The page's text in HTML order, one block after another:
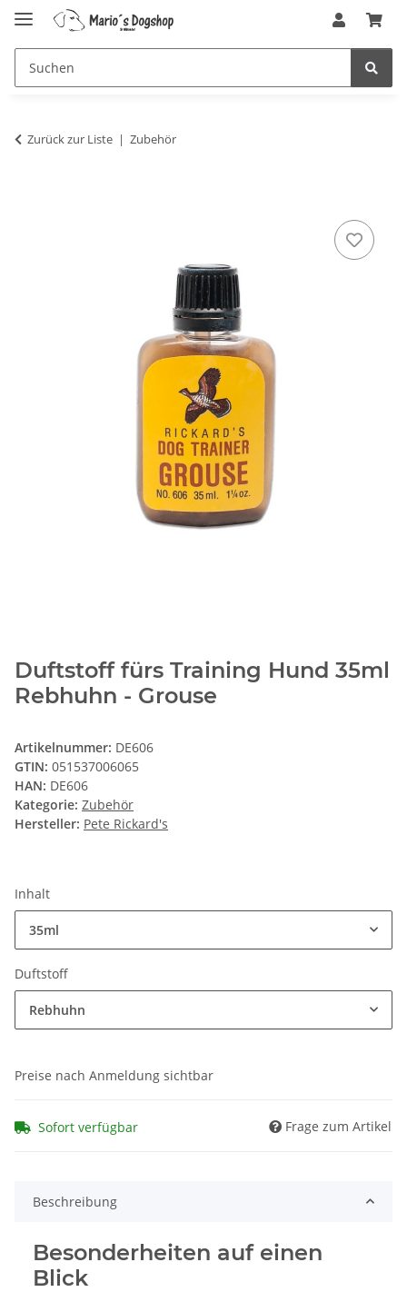
Zurück zur Liste Zubehör
Duftstoff fürs Training Hund 35ml
Rebhuhn - Grouse
Artikelnummer: DE606
GTIN: 051537006065
HAN: DE606
Kategorie: Zubehör
Hersteller: Pete Rickard's
Inhalt
35ml
Duftstoff
Rebhuhn
Preise nach Anmeldung sichtbar
Sofort verfügbar Frage zum Artikel
Beschreibung
Besonderheiten auf einen
Blick